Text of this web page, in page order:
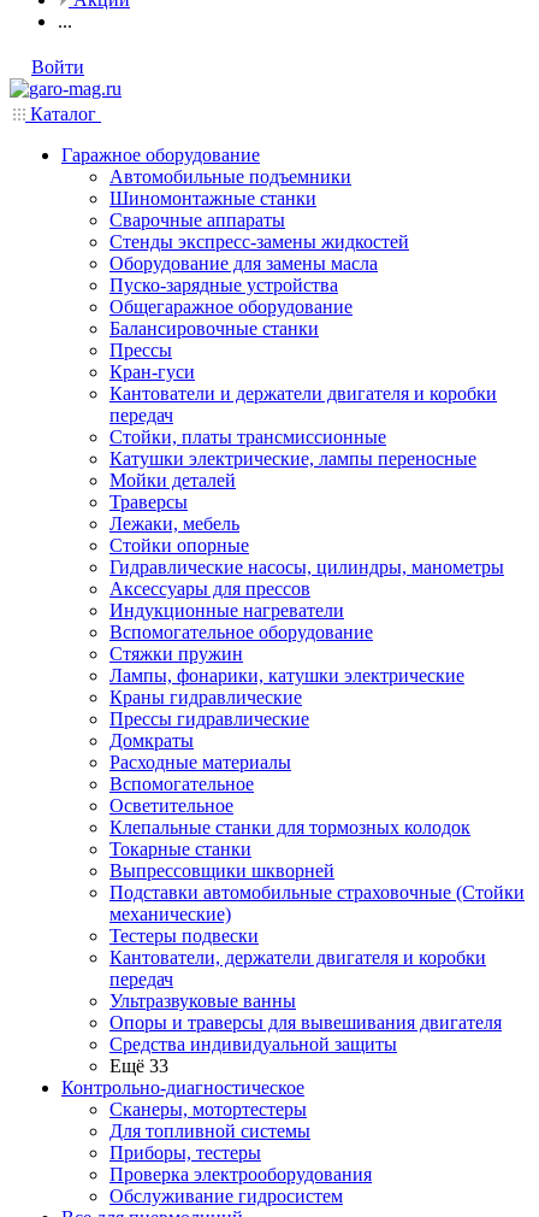
...
Войти
Каталог
Гаражное оборудование
Автомобильные подъемники
Шиномонтажные станки
Сварочные аппараты
Стенды экспресс-замены жидкостей
Оборудование для замены масла
Пуско-зарядные устройства
Общегаражное оборудование
Балансировочные станки
Прессы
Кран-гуси
Кантователи и держатели двигателя и коробки
передач
Стойки, платы трансмиссионные
Катушки электрические, лампы переносные
Мойки деталей
Траверсы
Лежаки, мебель
Стойки опорные
Гидравлические насосы, цилиндры, манометры
Аксессуары для прессов
Индукционные нагреватели
Вспомогательное оборудование
Стяжки пружин
Лампы, фонарики, катушки электрические
Краны гидравлические
Прессы гидравлические
Домкраты
Расходные материалы
Вспомогательное
Осветительное
Клепальные станки для тормозных колодок
Токарные станки
Выпрессовщики шкворней
Подставки автомобильные страховочные (Стойки
механические)
Тестеры подвески
Кантователи, держатели двигателя и коробки
передач
Ультразвуковые ванны
Опоры и траверсы для вывешивания двигателя
Средства индивидуальной защиты
Ещё 33
Контрольно-диагностическое
Сканеры, мотортестеры
Для топливной системы
Приборы, тестеры
Проверка электрооборудования
Обслуживание гидросистем